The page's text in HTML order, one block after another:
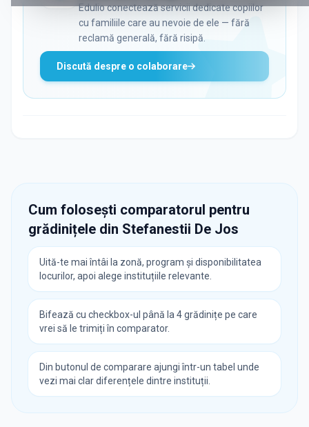
Edulio conectează servicii dedicate copiilor
cu familiile care au nevoie de ele — fără
reclamă generală, fără risipă.
Discută despre o colaborare
Cum folosești comparatorul pentru
grădinițele din Stefanestii De Jos
Uită-te mai întâi la zonă, program și disponibilitatea
locurilor, apoi alege instituțiile relevante.
Bifează cu checkbox-ul până la 4 grădinițe pe care
vrei să le trimiți în comparator.
Din butonul de comparare ajungi într-un tabel unde
vezi mai clar diferențele dintre instituții.